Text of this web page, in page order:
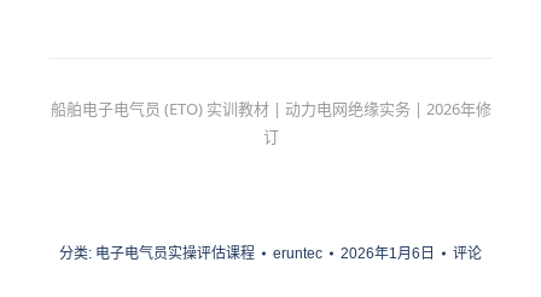
船舶电子电气员 (ETO) 实训教材 | 动力电网绝缘实务 | 2026年修
订
分类: 电子电气员实操评估课程 eruntec 2026年1月6日 评论